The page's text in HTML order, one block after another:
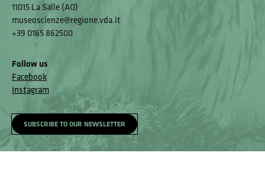
11015 La Salle (AO)
museoscienze@regione.vda.it
+39 0165 862500
Follow us
Facebook
Instagram
SUBSCRIBE TO OUR NEWSLETTER